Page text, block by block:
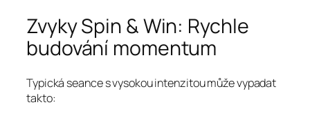
Zvyky Spin & Win: Rychle
budování momentum
Typická seance s vysokou intenzitou může vypadat
takto: